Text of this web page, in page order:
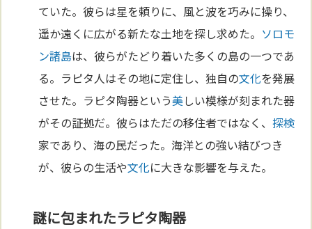
ていた。彼らは星を頼りに、風と波を巧みに操り、
遥か遠くに広がる新たな土地を探し求めた。 ソロモ
ン諸島は、彼らがたどり着いた多くの島の一つであ
る。ラピタ人はその地に定住し、独自の文化を発展
させた。ラピタ陶器という美しい模様が刻まれた器
がその証拠だ。彼らはただの移住者ではなく、探検
家であり、海の民だった。海洋との強い結びつき
が、彼らの生活や文化に大きな影響を与えた。
謎に包まれたラピタ陶器